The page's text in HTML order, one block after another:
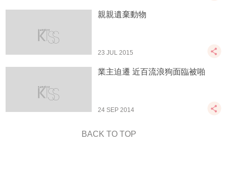
親親遺棄動物
23 JUL 2015
業主迫遷 近百流浪狗面臨被啪
24 SEP 2014
BACK TO TOP